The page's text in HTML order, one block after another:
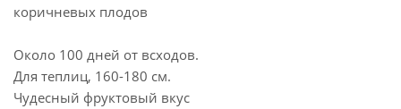
коричневых плодов
Около 100 дней от всходов.
Для теплиц, 160-180 см.
Чудесный фруктовый вкус